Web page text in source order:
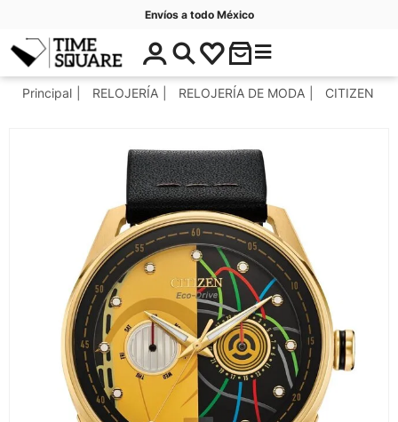
Envíos a todo México
Timesquare
$
0
.
C
t
r
í
a
s
Principal RELOJERÍA RELOJERÍA DE MODA CITIZEN